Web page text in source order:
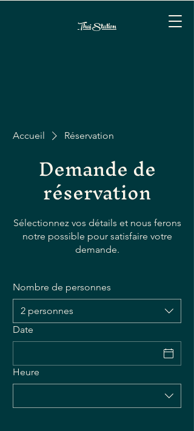
Thai Station
Accueil Réservation
Demande de
réservation
Sélectionnez vos détails et nous ferons
notre possible pour satisfaire votre
demande.
Nombre de personnes
2 personnes
Date
Heure